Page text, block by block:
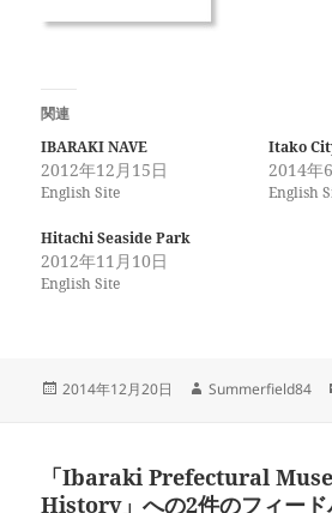
関連
IBARAKI NAVE
2012年12月15日
English Site
Itako
2014年
English
Hitachi Seaside Park
2012年11月10日
English Site
投
2014年12月20日
作
Summerfield84
「Ibaraki Prefectural
History」への2件のフィード